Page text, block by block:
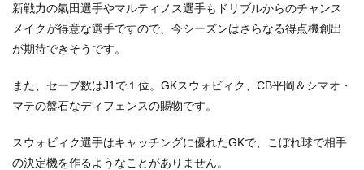
新戦力の氣田選手やマルティノス選手もドリブルからのチャンス
メイクが得意な選手ですので、今シーズンはさらなる得点機創出
が期待できそうです。
また、セーブ数はJ1で１位。GKスウォビィク、CB平岡＆シマオ・
マテの盤石なディフェンスの賜物です。
スウォビィク選手はキャッチングに優れたGKで、こぼれ球で相手
の決定機を作るようなことがありません。